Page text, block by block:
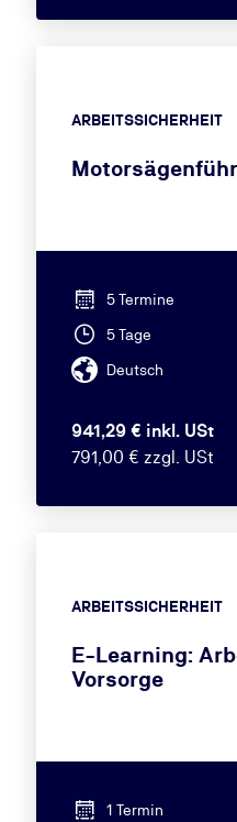
ARBEITSSICHERHEIT
5 Termine
5 Tage
Deutsch
941,29 € inkl. USt
791,00 € zzgl. USt
ARBEITSSICHERHEIT
E-Learning:
Vorsorge
1 Termin